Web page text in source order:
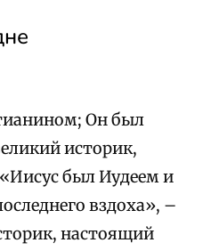
Он был
историк,
был Иудеем и
вздоха», –
настоящий